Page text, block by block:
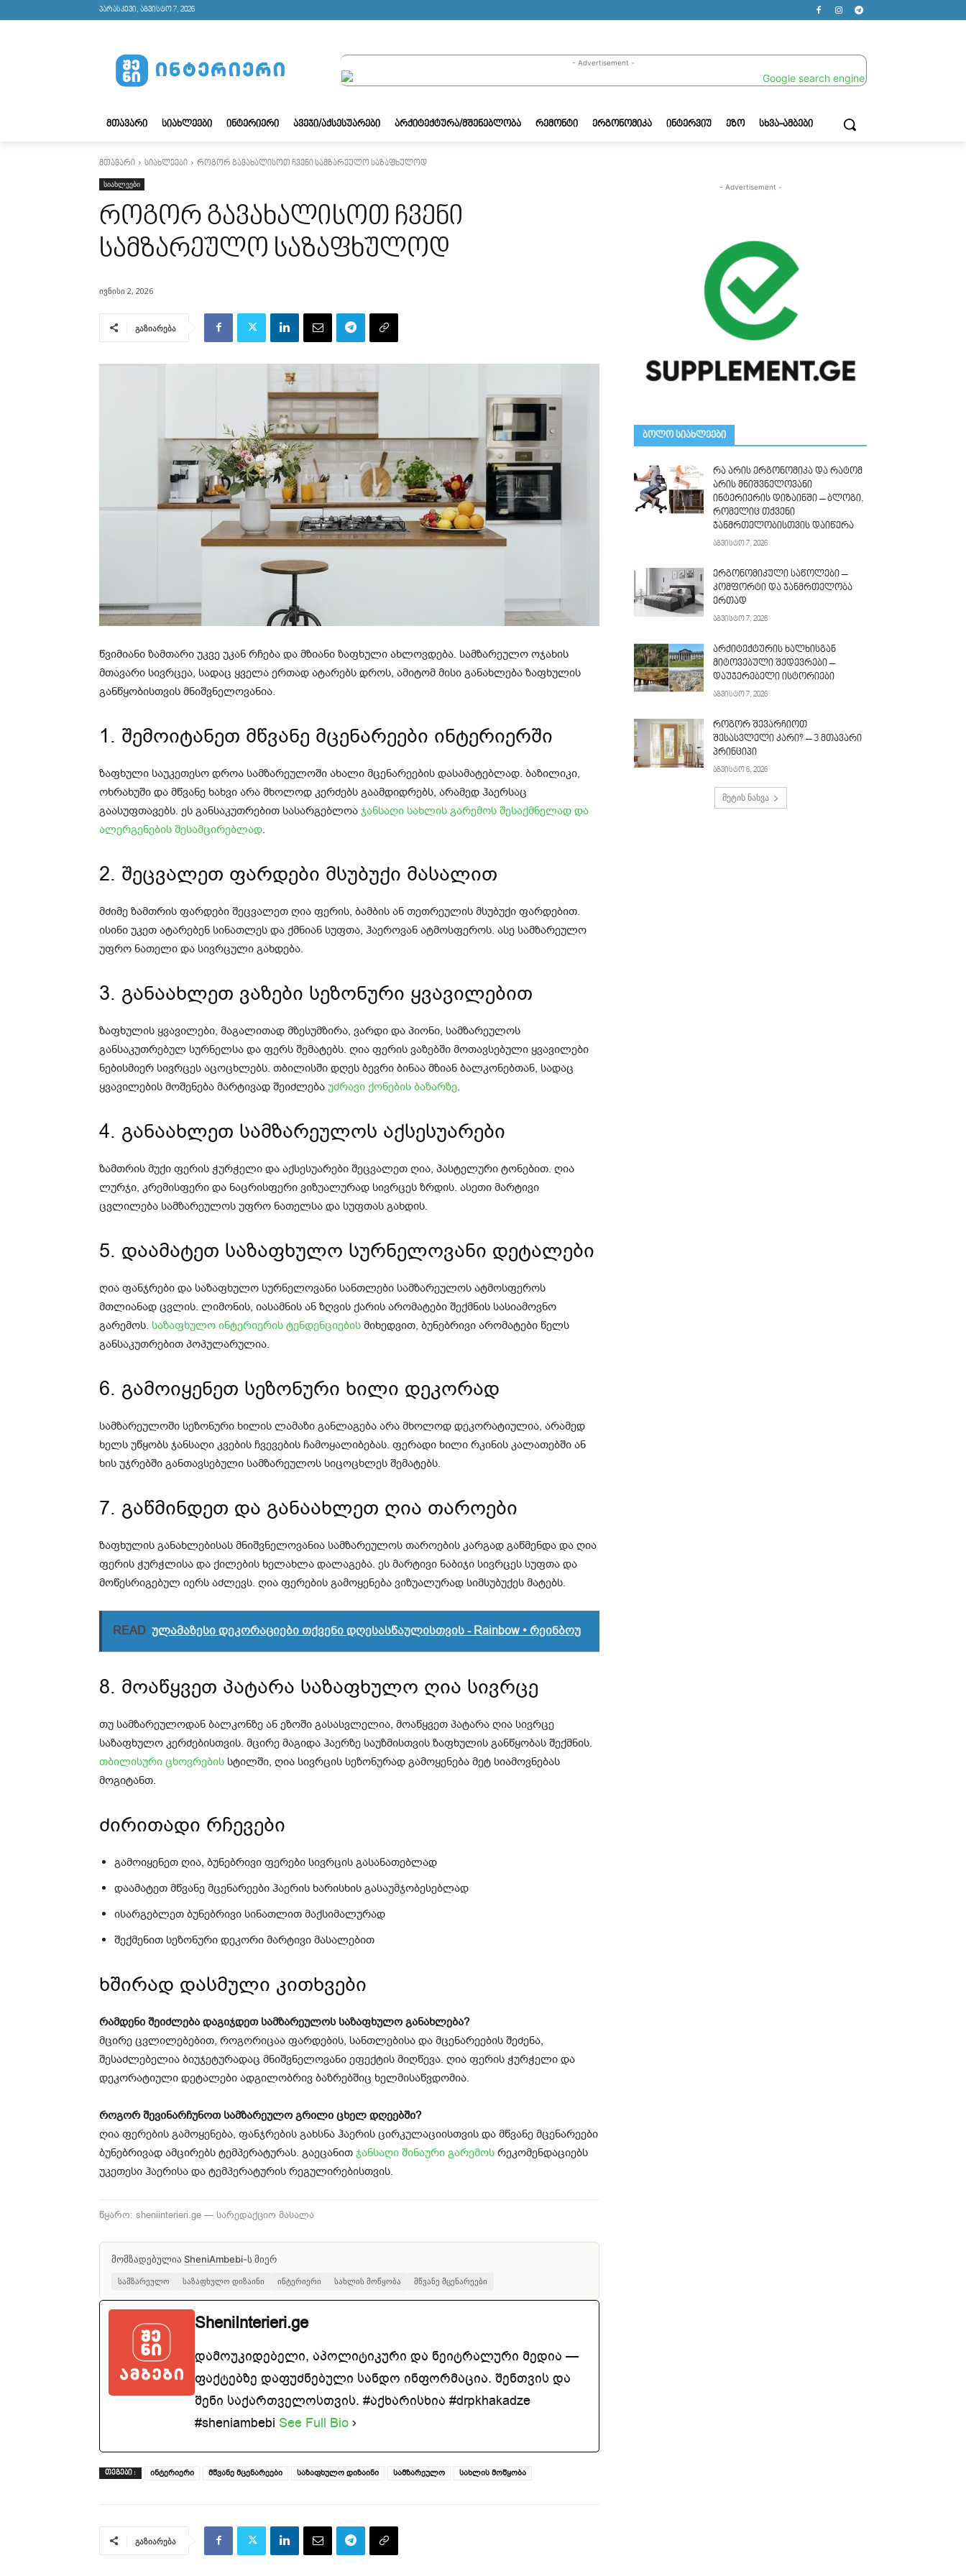
პარასკევი, აგვისტო 7, 2026
- Advertisement -
ᲛᲗᲐᲕᲐᲠᲘ ᲡᲘᲐᲮᲚᲔᲔᲑᲘ ᲘᲜᲢᲔᲠᲘᲔᲠᲘ ᲐᲕᲔᲯᲘ/ᲐᲥᲡᲔᲡᲣᲐᲠᲔᲑᲘ ᲐᲠᲥᲘᲢᲔᲥᲢᲣᲠᲐ/ᲛᲨᲔᲜᲔᲑᲚᲝᲑᲐ ᲠᲔᲛᲝᲜᲢᲘ ᲔᲠᲒᲝᲜᲝᲛᲘᲙᲐ ᲘᲜᲢᲔᲠᲕᲘᲣ ᲔᲖᲝ ᲡᲮᲕᲐ-ᲐᲛᲑᲔᲑᲘ
მთავარი სიახლეები როგორ გავახალისოთ ჩვენი სამზარეულო საზაფხულოდ
სიახლეები
როგორ გავახალისოთ ჩვენი
სამზარეულო საზაფხულოდ
ივნისი 2, 2026
გაზიარება
წვიმიანი ზამთარი უკვე უკან რჩება და მზიანი ზაფხული ახლოვდება. სამზარეულო ოჯახის
მთავარი სივრცეა, სადაც ყველა ერთად ატარებს დროს, ამიტომ მისი განახლება ზაფხულის
განწყობისთვის მნიშვნელოვანია.
1. შემოიტანეთ მწვანე მცენარეები ინტერიერში
ზაფხული საუკეთესო დროა სამზარეულოში ახალი მცენარეების დასამატებლად. ბაზილიკი,
ოხრახუში და მწვანე ხახვი არა მხოლოდ კერძებს გაამდიდრებს, არამედ ჰაერსაც
გაასუფთავებს. ეს განსაკუთრებით სასარგებლოა ჯანსაღი სახლის გარემოს შესაქმნელად და
ალერგენების შესამცირებლად.
2. შეცვალეთ ფარდები მსუბუქი მასალით
მძიმე ზამთრის ფარდები შეცვალეთ ღია ფერის, ბამბის ან თეთრეულის მსუბუქი ფარდებით.
ისინი უკეთ ატარებენ სინათლეს და ქმნიან სუფთა, ჰაეროვან ატმოსფეროს. ასე სამზარეულო
უფრო ნათელი და სივრცული გახდება.
3. განაახლეთ ვაზები სეზონური ყვავილებით
ზაფხულის ყვავილები, მაგალითად მზესუმზირა, ვარდი და პიონი, სამზარეულოს
განსაკუთრებულ სურნელსა და ფერს შემატებს. ღია ფერის ვაზებში მოთავსებული ყვავილები
ნებისმიერ სივრცეს აცოცხლებს. თბილისში დღეს ბევრი ბინაა მზიან ბალკონებთან, სადაც
ყვავილების მოშენება მარტივად შეიძლება უძრავი ქონების ბაზარზე.
4. განაახლეთ სამზარეულოს აქსესუარები
ზამთრის მუქი ფერის ჭურჭელი და აქსესუარები შეცვალეთ ღია, პასტელური ტონებით. ღია
ლურჯი, კრემისფერი და ნაცრისფერი ვიზუალურად სივრცეს ზრდის. ასეთი მარტივი
ცვლილება სამზარეულოს უფრო ნათელსა და სუფთას გახდის.
5. დაამატეთ საზაფხულო სურნელოვანი დეტალები
ღია ფანჯრები და საზაფხულო სურნელოვანი სანთლები სამზარეულოს ატმოსფეროს
მთლიანად ცვლის. ლიმონის, იასამნის ან ზღვის ქარის არომატები შექმნის სასიამოვნო
გარემოს. საზაფხულო ინტერიერის ტენდენციების მიხედვით, ბუნებრივი არომატები წელს
განსაკუთრებით პოპულარულია.
6. გამოიყენეთ სეზონური ხილი დეკორად
სამზარეულოში სეზონური ხილის ლამაზი განლაგება არა მხოლოდ დეკორატიულია, არამედ
ხელს უწყობს ჯანსაღი კვების ჩვევების ჩამოყალიბებას. ფერადი ხილი რკინის კალათებში ან
ხის უჯრებში განთავსებული სამზარეულოს სიცოცხლეს შემატებს.
7. გაწმინდეთ და განაახლეთ ღია თაროები
ზაფხულის განახლებისას მნიშვნელოვანია სამზარეულოს თაროების კარგად გაწმენდა და ღია
ფერის ჭურჭლისა და ქილების ხელახლა დალაგება. ეს მარტივი ნაბიჯი სივრცეს სუფთა და
მოწესრიგებულ იერს აძლევს. ღია ფერების გამოყენება ვიზუალურად სიმსუბუქეს მატებს.
READ ულამაზესი დეკორაციები თქვენი დღესასწაულისთვის - Rainbow • რეინბოუ
8. მოაწყვეთ პატარა საზაფხულო ღია სივრცე
თუ სამზარეულოდან ბალკონზე ან ეზოში გასასვლელია, მოაწყვეთ პატარა ღია სივრცე
საზაფხულო კერძებისთვის. მცირე მაგიდა ჰაერზე საუზმისთვის ზაფხულის განწყობას შექმნის.
თბილისური ცხოვრების სტილში, ღია სივრცის სეზონურად გამოყენება მეტ სიამოვნებას
მოგიტანთ.
ძირითადი რჩევები
გამოიყენეთ ღია, ბუნებრივი ფერები სივრცის გასანათებლად
დაამატეთ მწვანე მცენარეები ჰაერის ხარისხის გასაუმჯობესებლად
ისარგებლეთ ბუნებრივი სინათლით მაქსიმალურად
შექმენით სეზონური დეკორი მარტივი მასალებით
ხშირად დასმული კითხვები
რამდენი შეიძლება დაგიჯდეთ სამზარეულოს საზაფხულო განახლება?
მცირე ცვლილებებით, როგორიცაა ფარდების, სანთლებისა და მცენარეების შეძენა,
შესაძლებელია ბიუჯეტურადაც მნიშვნელოვანი ეფექტის მიღწევა. ღია ფერის ჭურჭელი და
დეკორატიული დეტალები ადგილობრივ ბაზრებშიც ხელმისაწვდომია.
როგორ შევინარჩუნოთ სამზარეულო გრილი ცხელ დღეებში?
ღია ფერების გამოყენება, ფანჯრების გახსნა ჰაერის ცირკულაციისთვის და მწვანე მცენარეები
ბუნებრივად ამცირებს ტემპერატურას. გაეცანით ჯანსაღი შინაური გარემოს რეკომენდაციებს
უკეთესი ჰაერისა და ტემპერატურის რეგულირებისთვის.
წყარო: sheniinterieri.ge — სარედაქციო მასალა
მომზადებულია SheniAmbebi-ს მიერ
სამზარეულო საზაფხულო დიზაინი ინტერიერი სახლის მოწყობა მწვანე მცენარეები
SheniInterieri.ge
დამოუკიდებელი, აპოლიტიკური და ნეიტრალური მედია —
ფაქტებზე დაფუძნებული სანდო ინფორმაცია. შენთვის და
შენი საქართველოსთვის. #აქხარისხია #drpkhakadze
#sheniambebi See Full Bio
ᲗᲔᲒᲔᲑᲘ : ინტერიერი მწვანე მცენარეები საზაფხულო დიზაინი სამზარეულო სახლის მოწყობა
გაზიარება
- Advertisement -
ᲑᲝᲚᲝ ᲡᲘᲐᲮᲚᲔᲔᲑᲘ
რა არის ერგონომიკა და რატომ
არის მნიშვნელოვანი
ინტერიერის დიზაინში – ბლოგი,
რომელიც თქვენი
ჯანმრთელობისთვის დაიწერა
აგვისტო 7, 2026
ერგონომიკული საწოლები –
კომფორტი და ჯანმრთელობა
ერთად
აგვისტო 7, 2026
არქიტექტურის ხალხისგან
მიტოვებული შედევრები –
დაუჯერებელი ისტორიები
აგვისტო 7, 2026
როგორ შევარჩიოთ
შესასვლელი კარი? – 3 მთავარი
პრინციპი
აგვისტო 6, 2026
მეტის ნახვა